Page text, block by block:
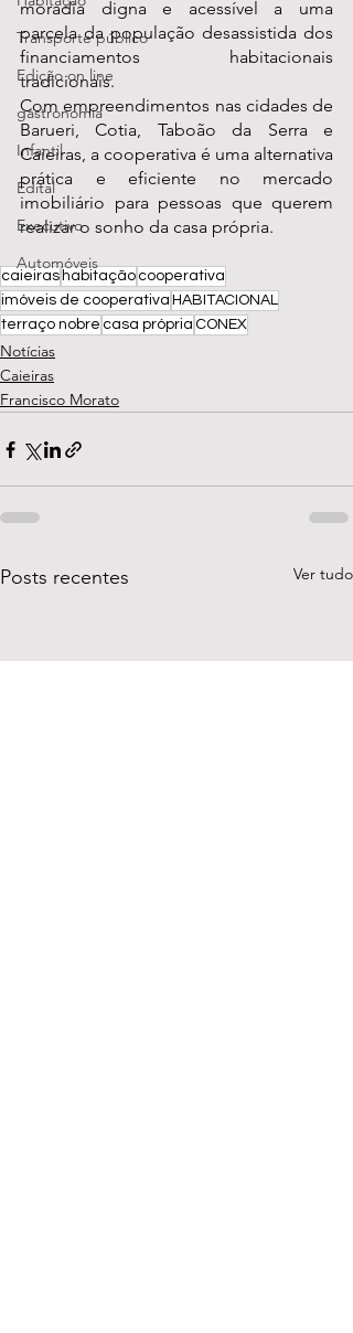
Transporte público
Edição on line
gastronomia
Infantil
Edital
Executivo
Automóveis
moradia digna e acessível a uma
parcela da população desassistida dos
financiamentos habitacionais
tradicionais.
Com empreendimentos nas cidades de
Barueri, Cotia, Taboão da Serra e
Caieiras, a cooperativa é uma alternativa
prática e eficiente no mercado
imobiliário para pessoas que querem
realizar o sonho da casa própria.
caieiras habitação cooperativa
imóveis de cooperativa HABITACIONAL
terraço nobre casa própria CONEX
Notícias
Caieiras
Francisco Morato
Posts recentes Ver tudo